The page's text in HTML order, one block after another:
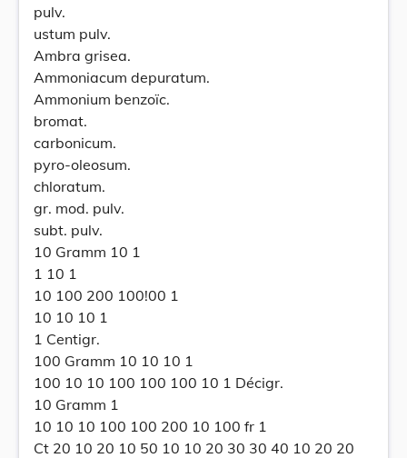
pulv.
ustum pulv.
Ambra grisea.
Ammoniacum depuratum.
Ammonium benzoïc.
bromat.
carbonicum.
pyro-oleosum.
chloratum.
gr. mod. pulv.
subt. pulv.
10 Gramm 10 1
1 10 1
10 100 200 100!00 1
10 10 10 1
1 Centigr.
100 Gramm 10 10 10 1
100 10 10 100 100 100 10 1 Décigr.
10 Gramm 1
10 10 10 100 100 200 10 100 fr 1
Ct 20 10 20 10 50 10 10 20 30 30 40 10 20 20